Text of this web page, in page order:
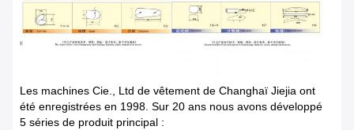
Les machines Cie., Ltd de vêtement de Changhaï Jiejia ont
été enregistrées en 1998. Sur 20 ans nous avons développé
5 séries de produit principal :